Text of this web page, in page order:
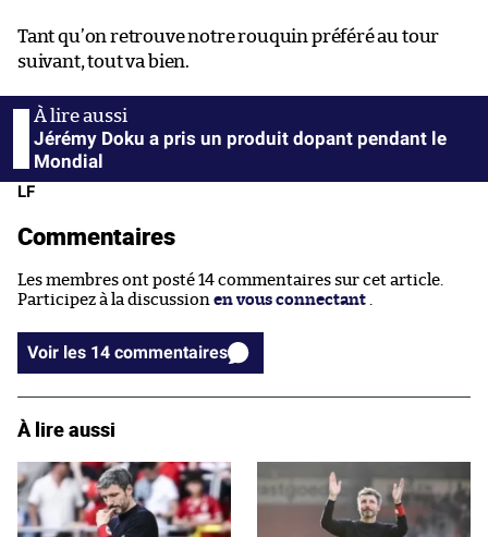
Tant qu’on retrouve notre rouquin préféré au tour
suivant, tout va bien.
Jérémy Doku a pris un produit dopant pendant le
Mondial
LF
Commentaires
Les membres ont posté 14 commentaires sur cet article.
Participez à la discussion en vous connectant .
Voir les 14 commentaires
À lire aussi